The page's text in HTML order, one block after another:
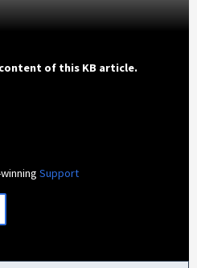
of this KB article.
Support